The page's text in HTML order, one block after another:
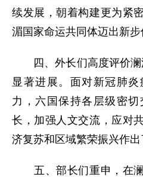
续发展，朝着构建更为紧
湄国家命运共同体迈出新步
四、外长们高度评价澜
显著进展。面对新冠肺
力，六国保持各层级密
长，加强人文交流，应对
济复苏和区域繁荣振兴作出
五、部长们重申，在澜